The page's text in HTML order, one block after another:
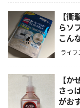
【
らソ
こん
ライフ
【
さっ
がお